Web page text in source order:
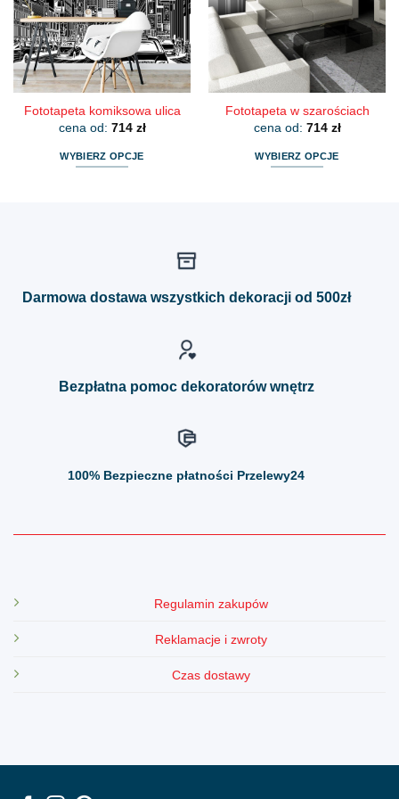
wybrać
na
stronie
produktu
wybrać
na
stronie
produktu
Fototapeta komiksowa ulica
cena od: 714 zł
WYBIERZ OPCJE
Fototapeta w szarościach
cena od: 714 zł
WYBIERZ OPCJE
można
Darmowa dostawa wszystkich dekoracji od 500zł
Bezpłatna pomoc dekoratorów wnętrz
100% Bezpieczne płatności Przelewy24
Regulamin zakupów
Reklamacje i zwroty
Czas dostawy